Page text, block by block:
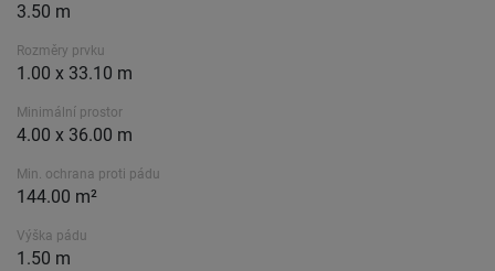
3.50 m
Rozměry prvku
1.00 x 33.10 m
Minimální prostor
4.00 x 36.00 m
Min. ochrana proti pádu
144.00 m²
Výška pádu
1.50 m